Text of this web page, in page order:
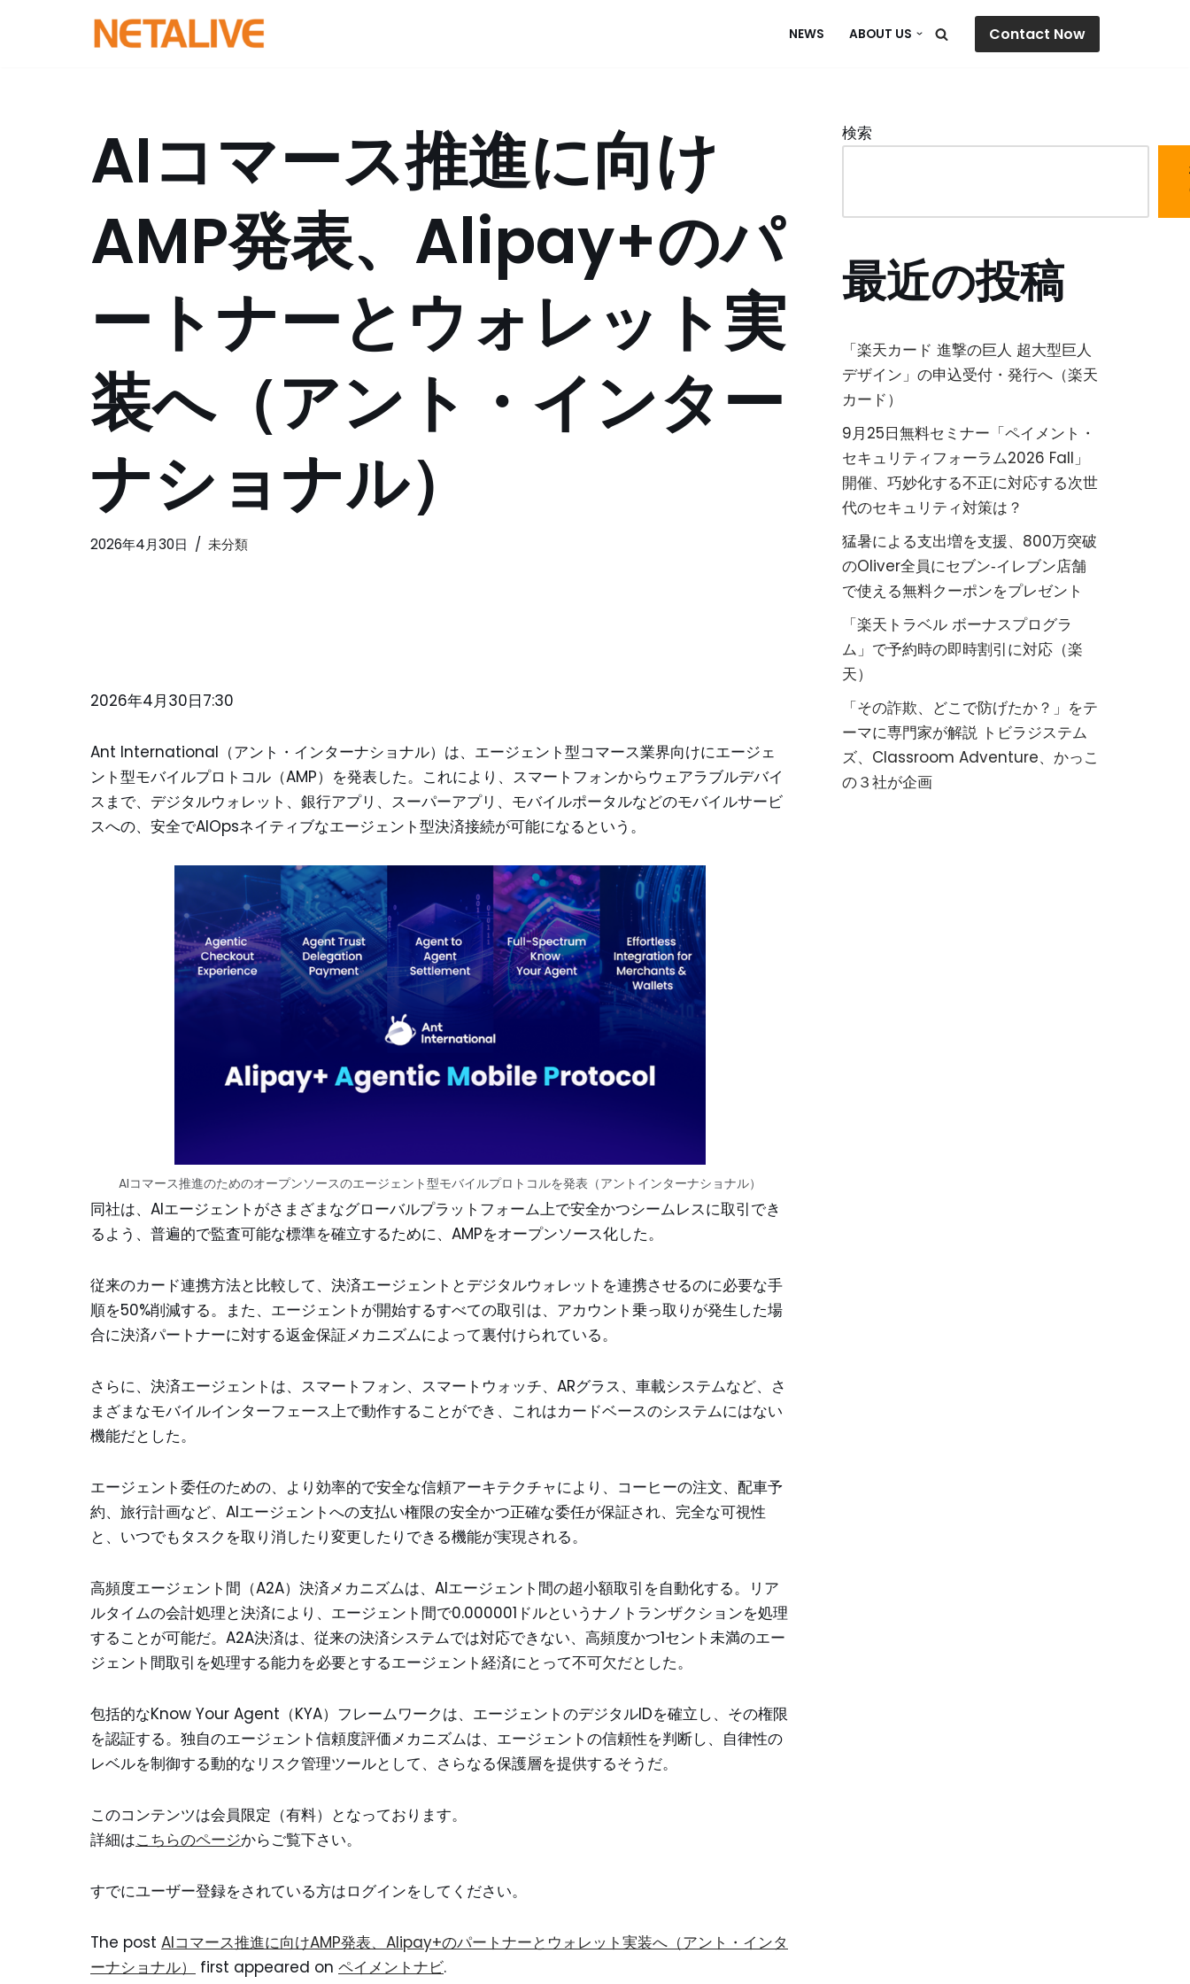
NEWS ABOUT US Contact Now
AIコマース推進に向け
AMP発表、Alipay+のパ
ートナーとウォレット実
装へ（アント・インター
ナショナル）
2026年4月30日 未分類
2026年4月30日7:30
Ant International（アント・インターナショナル）は、エージェント型コマース業界向けにエージェ
ント型モバイルプロトコル（AMP）を発表した。これにより、スマートフォンからウェアラブルデバイ
スまで、デジタルウォレット、銀行アプリ、スーパーアプリ、モバイルポータルなどのモバイルサービ
スへの、安全でAIOpsネイティブなエージェント型決済接続が可能になるという。
AIコマース推進のためのオープンソースのエージェント型モバイルプロトコルを発表（アントインターナショナル）
同社は、AIエージェントがさまざまなグローバルプラットフォーム上で安全かつシームレスに取引でき
るよう、普遍的で監査可能な標準を確立するために、AMPをオープンソース化した。
従来のカード連携方法と比較して、決済エージェントとデジタルウォレットを連携させるのに必要な手
順を50%削減する。また、エージェントが開始するすべての取引は、アカウント乗っ取りが発生した場
合に決済パートナーに対する返金保証メカニズムによって裏付けられている。
さらに、決済エージェントは、スマートフォン、スマートウォッチ、ARグラス、車載システムなど、さ
まざまなモバイルインターフェース上で動作することができ、これはカードベースのシステムにはない
機能だとした。
エージェント委任のための、より効率的で安全な信頼アーキテクチャにより、コーヒーの注文、配車予
約、旅行計画など、AIエージェントへの支払い権限の安全かつ正確な委任が保証され、完全な可視性
と、いつでもタスクを取り消したり変更したりできる機能が実現される。
高頻度エージェント間（A2A）決済メカニズムは、AIエージェント間の超小額取引を自動化する。リア
ルタイムの会計処理と決済により、エージェント間で0.000001ドルというナノトランザクションを処理
することが可能だ。A2A決済は、従来の決済システムでは対応できない、高頻度かつ1セント未満のエー
ジェント間取引を処理する能力を必要とするエージェント経済にとって不可欠だとした。
包括的なKnow Your Agent（KYA）フレームワークは、エージェントのデジタルIDを確立し、その権限
を認証する。独自のエージェント信頼度評価メカニズムは、エージェントの信頼性を判断し、自律性の
レベルを制御する動的なリスク管理ツールとして、さらなる保護層を提供するそうだ。
このコンテンツは会員限定（有料）となっております。
詳細はこちらのページからご覧下さい。
すでにユーザー登録をされている方はログインをしてください。
The post AIコマース推進に向けAMP発表、Alipay+のパートナーとウォレット実装へ（アント・インタ
ーナショナル）
first appeared on ペイメントナビ.
検索
最近の投稿
「楽天カード 進撃の巨人 超大型巨人
デザイン」の申込受付・発行へ（楽天
カード）
9月25日無料セミナー「ペイメント・
セキュリティフォーラム2026 Fall」
開催、巧妙化する不正に対応する次世
代のセキュリティ対策は？
猛暑による支出増を支援、800万突破
のOliver全員にセブン‐イレブン店舗
で使える無料クーポンをプレゼント
「楽天トラベル ボーナスプログラ
ム」で予約時の即時割引に対応（楽
天）
「その詐欺、どこで防げたか？」をテ
ーマに専門家が解説 トビラジステム
ズ、Classroom Adventure、かっこ
の３社が企画